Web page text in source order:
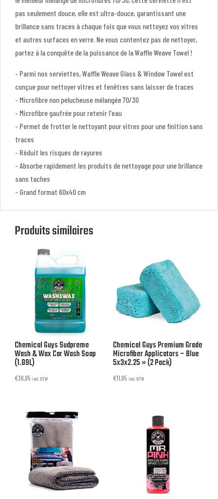
pas seulement douce, elle est ultra-douce, garantissant une
brillance sans traces à chaque fois que vous nettoyez vos vitres
et autres surfaces en verre. Ne vous contentez pas de nettoyer,
partez à la conquête de la puissance de la Waffle Weave Towel !
- Parmi nos serviettes, Waffle Weave Glass & Window Towel est
conçue pour nettoyer vitres et fenêtres sans laisser de traces
- Microfibre non pelucheuse mélangée 70/30
- Microfibre gaufrée pour retenir l'eau
- Permet de frotter le nettoyant pour vitres pour une finition sans
traces
- Réduit les risques de rayures
- Absorbe rapidement les produits de nettoyage pour une brillance
sans taches
- Grand format 60x40 cm
Produits similaires
Chemical Guys Sudpreme
Wash & Wax Car Wash Soap
(1.89L)
€36,95 incl. BTW
Chemical Guys Premium Grade
Microfiber Applicators – Blue
5x3x2.25 » (2 Pack)
€11,95 incl. BTW